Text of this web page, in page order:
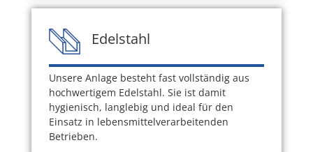
Edelstahl
Unsere Anlage besteht fast vollständig aus
hochwertigem Edelstahl. Sie ist damit
hygienisch, langlebig und ideal für den
Einsatz in lebensmittelverarbeitenden
Betrieben.